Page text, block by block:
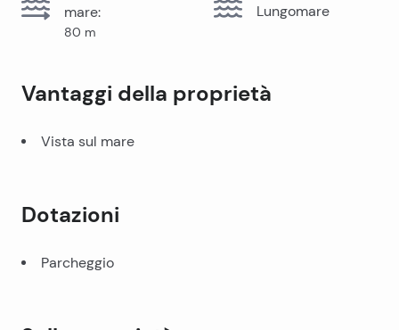
mare:
80 m
Lungomare
Vantaggi della proprietà
Vista sul mare
Dotazioni
Parcheggio